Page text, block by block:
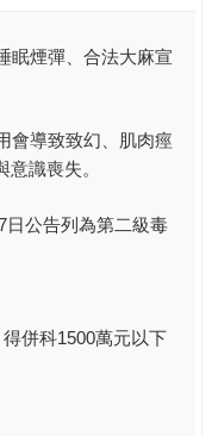
眠煙彈、合法大麻宣
會導致致幻、肌肉痙
識喪失。
日公告列為第二級毒
併科1500萬元以下